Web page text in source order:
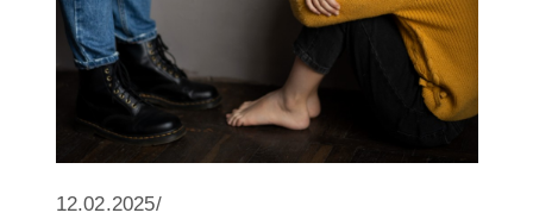
12.02.2025/